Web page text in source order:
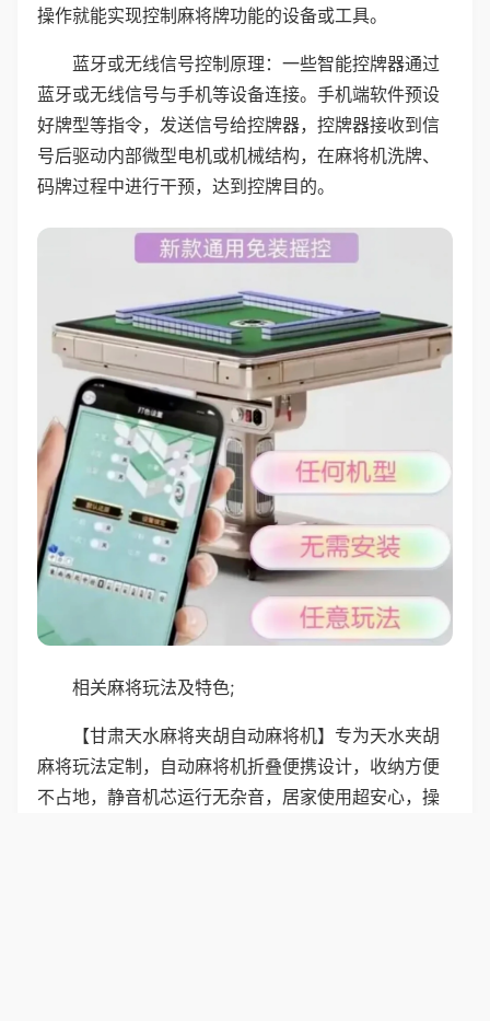
操作就能实现控制麻将牌功能的设备或工具。
蓝牙或无线信号控制原理：一些智能控牌器通过
蓝牙或无线信号与手机等设备连接。手机端软件预设
好牌型等指令，发送信号给控牌器，控牌器接收到信
号后驱动内部微型电机或机械结构，在麻将机洗牌、
码牌过程中进行干预，达到控牌目的。
相关麻将玩法及特色;
【甘肃天水麻将夹胡自动麻将机】专为天水夹胡
麻将玩法定制，自动麻将机折叠便携设计，收纳方便
不占地，静音机芯运行无杂音，居家使用超安心，操